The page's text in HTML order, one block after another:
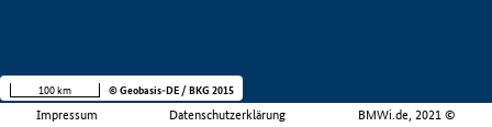
Impressum Datenschutzerklärung BMWi.de, 2021 ©
100 km © Geobasis-DE / BKG 2015